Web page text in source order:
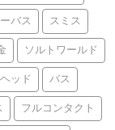
バス スミス
ソルトワールド
ッド バス
フルコンタクト